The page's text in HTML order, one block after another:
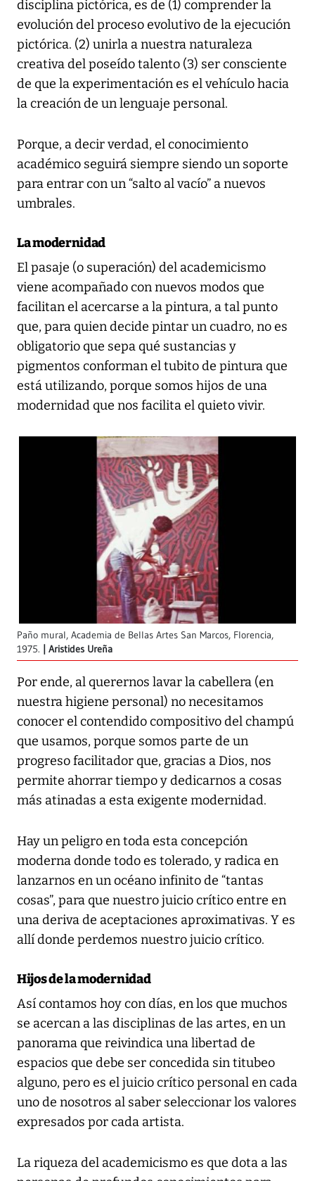
disciplina pictórica, es de (1) comprender la
evolución del proceso evolutivo de la ejecución
pictórica. (2) unirla a nuestra naturaleza
creativa del poseído talento (3) ser consciente
de que la experimentación es el vehículo hacia
la creación de un lenguaje personal.
Porque, a decir verdad, el conocimiento
académico seguirá siempre siendo un soporte
para entrar con un “salto al vacío” a nuevos
umbrales.
La modernidad
El pasaje (o superación) del academicismo
viene acompañado con nuevos modos que
facilitan el acercarse a la pintura, a tal punto
que, para quien decide pintar un cuadro, no es
obligatorio que sepa qué sustancias y
pigmentos conforman el tubito de pintura que
está utilizando, porque somos hijos de una
modernidad que nos facilita el quieto vivir.
Paño mural, Academia de Bellas Artes San Marcos, Florencia,
1975.
Aristides Ureña
Por ende, al querernos lavar la cabellera (en
nuestra higiene personal) no necesitamos
conocer el contendido compositivo del champú
que usamos, porque somos parte de un
progreso facilitador que, gracias a Dios, nos
permite ahorrar tiempo y dedicarnos a cosas
más atinadas a esta exigente modernidad.
Hay un peligro en toda esta concepción
moderna donde todo es tolerado, y radica en
lanzarnos en un océano infinito de “tantas
cosas”, para que nuestro juicio crítico entre en
una deriva de aceptaciones aproximativas. Y es
allí donde perdemos nuestro juicio crítico.
Hijos de la modernidad
Así contamos hoy con días, en los que muchos
se acercan a las disciplinas de las artes, en un
panorama que reivindica una libertad de
espacios que debe ser concedida sin titubeo
alguno, pero es el juicio crítico personal en cada
uno de nosotros al saber seleccionar los valores
expresados por cada artista.
La riqueza del academicismo es que dota a las